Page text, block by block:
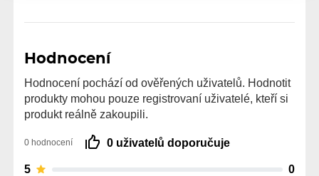
Hodnocení
Hodnocení pochází od ověřených uživatelů. Hodnotit
produkty mohou pouze registrovaní uživatelé, kteří si
produkt reálně zakoupili.
0 hodnocení 0 uživatelů doporučuje
5
0